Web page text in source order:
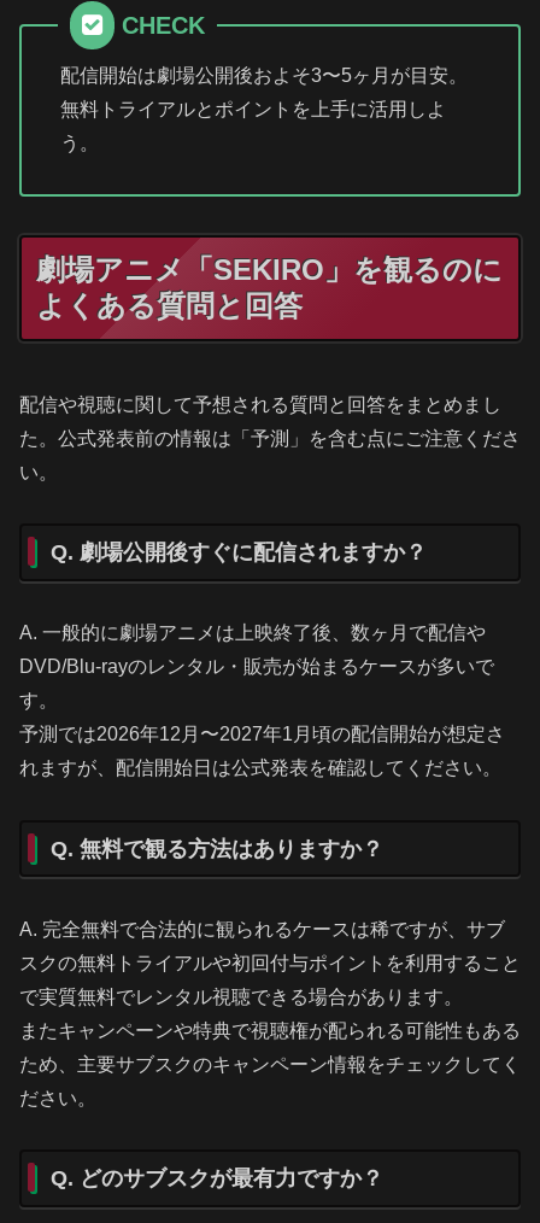
CHECK
配信開始は劇場公開後およそ3〜5ヶ月が目安。
無料トライアルとポイントを上手に活用しよ
う。
劇場アニメ「SEKIRO」を観るのに
よくある質問と回答
配信や視聴に関して予想される質問と回答をまとめまし
た。公式発表前の情報は「予測」を含む点にご注意くださ
い。
Q. 劇場公開後すぐに配信されますか？
A. 一般的に劇場アニメは上映終了後、数ヶ月で配信や
DVD/Blu-rayのレンタル・販売が始まるケースが多いで
す。
予測では2026年12月〜2027年1月頃の配信開始が想定さ
れますが、配信開始日は公式発表を確認してください。
Q. 無料で観る方法はありますか？
A. 完全無料で合法的に観られるケースは稀ですが、サブ
スクの無料トライアルや初回付与ポイントを利用すること
で実質無料でレンタル視聴できる場合があります。
またキャンペーンや特典で視聴権が配られる可能性もある
ため、主要サブスクのキャンペーン情報をチェックしてく
ださい。
Q. どのサブスクが最有力ですか？